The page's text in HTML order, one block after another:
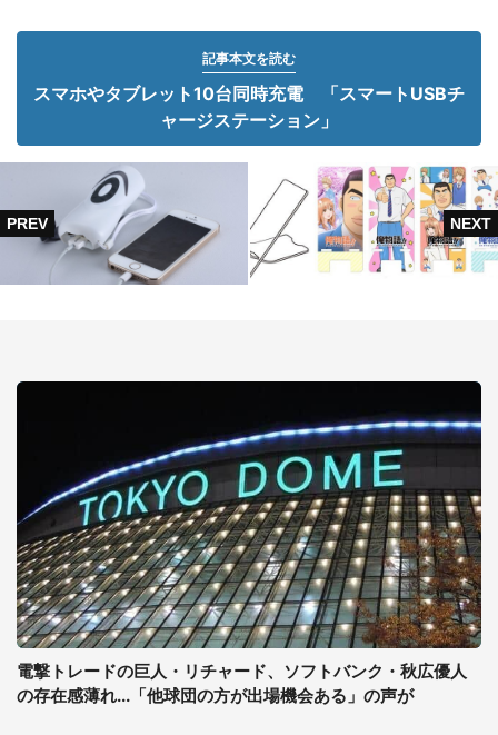
記事本文を読む
スマホやタブレット10台同時充電 「スマートUSBチ
ャージステーション」
電撃トレードの巨人・リチャード、ソフトバンク・秋広優人
の存在感薄れ...「他球団の方が出場機会ある」の声が